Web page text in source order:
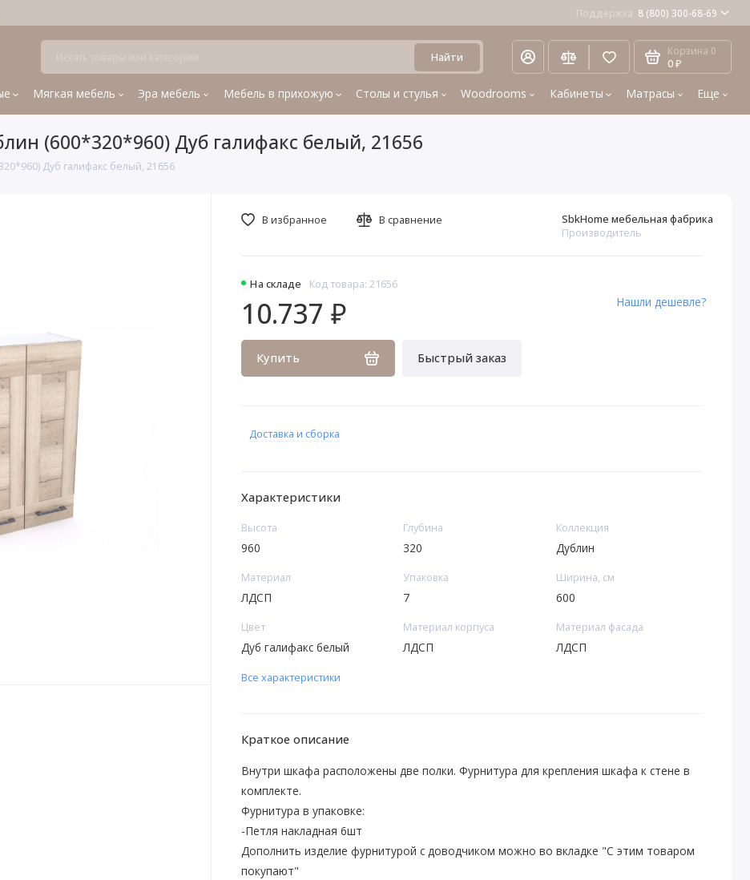
Поддержка 8 (800) 300-68-69
Найти Корзина 0
0 ₽
Мягкая мебель Эра мебель Мебель в прихожую Столы и стулья Woodrooms Кабинеты Матрасы Еще
(600*320*960) Дуб галифакс белый, 21656
Дуб галифакс белый, 21656
На складе Код товара: 21656
SbkHome мебельная фабрика
Производитель
10.737 ₽
Купить Быстрый заказ
Нашли дешевле?
В избранное В сравнение
Доставка и сборка
Характеристики
Высота
960
Глубина
320
Коллекция
Дублин
Материал
ЛДСП
Упаковка
7
Ширина, см
600
Цвет
Дуб галифакс белый
Материал корпуса
ЛДСП
Материал фасада
ЛДСП
Все характеристики
Краткое описание
Внутри шкафа расположены две полки. Фурнитура для крепления шкафа к стене в
комплекте.
Фурнитура в упаковке:
-Петля накладная 6шт
Дополнить изделие фурнитурой с доводчиком можно во вкладке "С этим товаром
покупают"